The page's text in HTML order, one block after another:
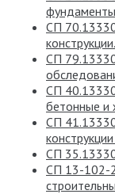
СП
конструкции.
СП
СП
бетонные и
СП
СП
СП 13-102-